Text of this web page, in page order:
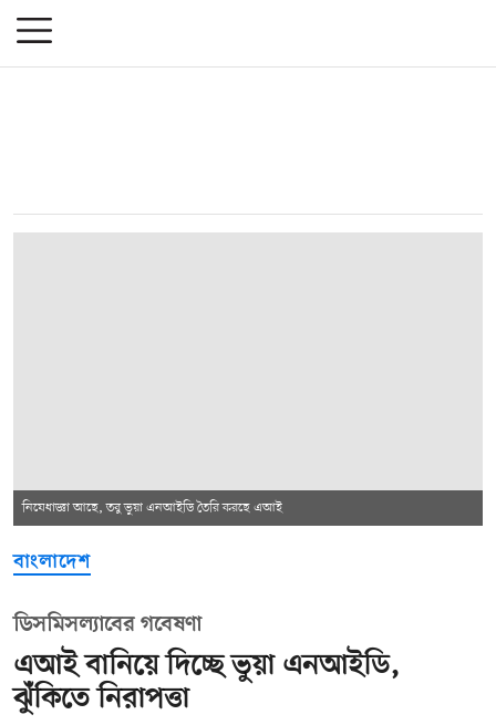
নিষেধাজ্ঞা আছে, তবু ভুয়া এনআইডি তৈরি করছে এআই
বাংলাদেশ
ডিসমিসল্যাবের গবেষণা
এআই বানিয়ে দিচ্ছে ভুয়া এনআইডি,
ঝুঁকিতে নিরাপত্তা